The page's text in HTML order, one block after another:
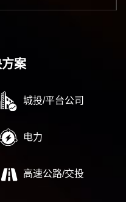
案
城投/平台公司
电力
高速公路/交投